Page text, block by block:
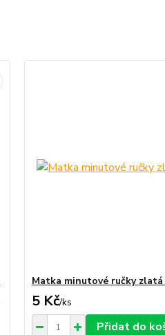
Matka minutové ručky
5 Kč/ks
Přidat do